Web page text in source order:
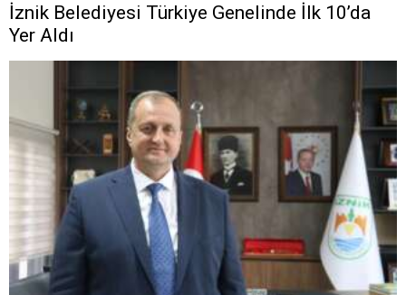
İznik Belediyesi Türkiye Genelinde İlk 10’da
Yer Aldı